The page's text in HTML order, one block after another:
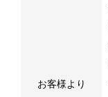
お客様より